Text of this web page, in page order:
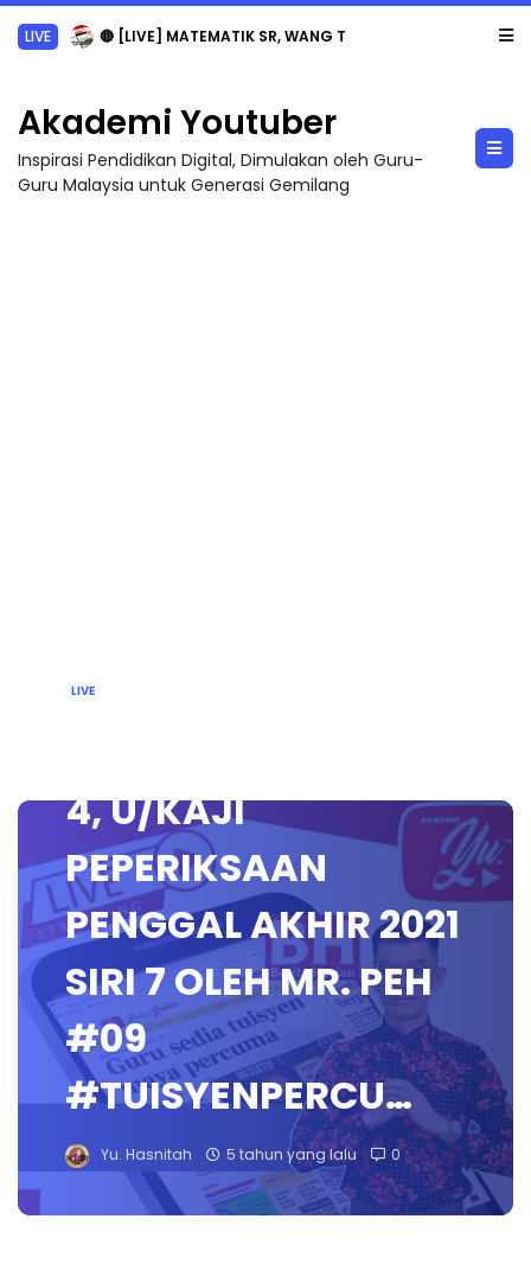
LIVE 🔴 [LIVE] MATEMATIK SR, WANG TAHUN 6 OLEH CIKGU ANITA #ALLINONE #141 #...
Akademi Youtuber
Inspirasi Pendidikan Digital, Dimulakan oleh Guru-
Guru Malaysia untuk Generasi Gemilang
LIVE
4, U/KAJI
PEPERIKSAAN
PENGGAL AKHIR 2021
SIRI 7 OLEH MR. PEH
#09
#TUISYENPERCU…
Yu. Hasnitah 5 tahun yang lalu 0